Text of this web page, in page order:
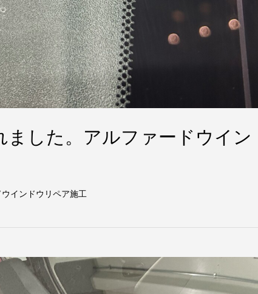
ました。アルファードウイン
インドウリペア施工